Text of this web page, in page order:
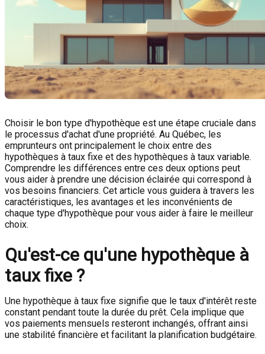
Choisir le bon type d'hypothèque est une étape cruciale dans
le processus d'achat d'une propriété. Au Québec, les
emprunteurs ont principalement le choix entre des
hypothèques à taux fixe et des hypothèques à taux variable.
Comprendre les différences entre ces deux options peut
vous aider à prendre une décision éclairée qui correspond à
vos besoins financiers. Cet article vous guidera à travers les
caractéristiques, les avantages et les inconvénients de
chaque type d'hypothèque pour vous aider à faire le meilleur
choix.
Qu'est-ce qu'une hypothèque à
taux fixe ?
Une hypothèque à taux fixe signifie que le taux d'intérêt reste
constant pendant toute la durée du prêt. Cela implique que
vos paiements mensuels resteront inchangés, offrant ainsi
une stabilité financière et facilitant la planification budgétaire.